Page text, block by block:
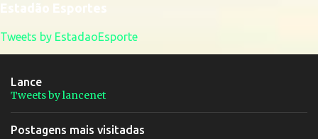
Estadão Esportes
Tweets by EstadaoEsporte
Lance
Tweets by lancenet
Postagens mais visitadas